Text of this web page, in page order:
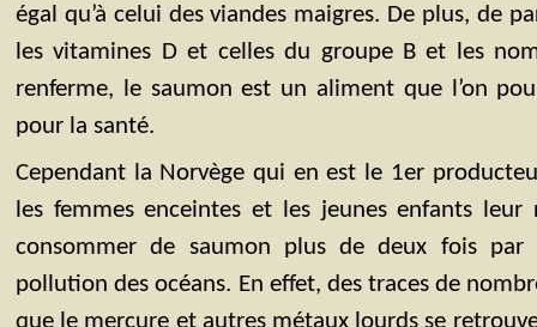
égal qu’à celui des viandes maigres. De plus, de
les vitamines D et celles du groupe B et les
renferme, le saumon est un aliment que l’on
pour la santé.
Cependant la Norvège qui en est le 1er
les femmes enceintes et les jeunes enfants
consommer de saumon plus de deux fois
pollution des océans. En effet, des traces de
que le mercure et autres métaux lourds se